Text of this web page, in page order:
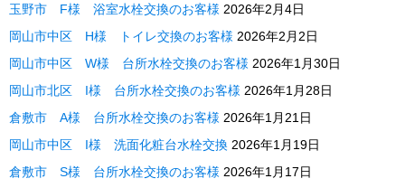
玉野市 F様 浴室水栓交換のお客様 2026年2月4日
岡山市中区 H様 トイレ交換のお客様 2026年2月2日
岡山市中区 W様 台所水栓交換のお客様 2026年1月30日
岡山市北区 I様 台所水栓交換のお客様 2026年1月28日
倉敷市 A様 台所水栓交換のお客様 2026年1月21日
岡山市中区 I様 洗面化粧台水栓交換 2026年1月19日
倉敷市 S様 台所水栓交換のお客様 2026年1月17日